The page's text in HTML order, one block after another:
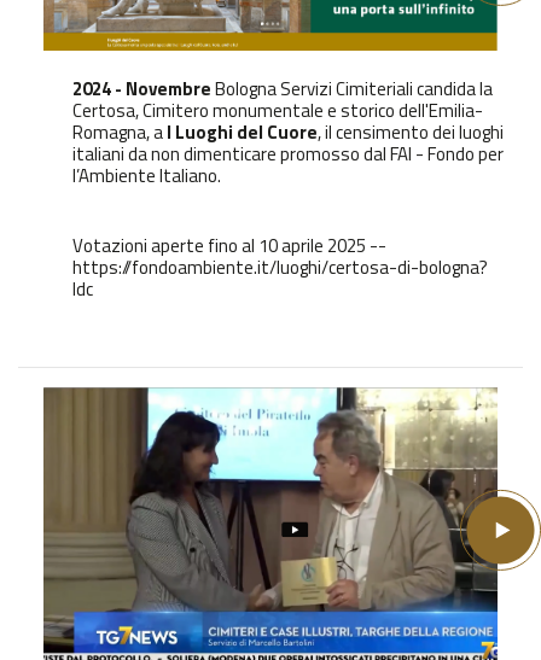
2024 - NovembreBologna Servizi Cimiteriali candida la
Certosa, Cimitero monumentale e storico dell'Emilia-
Romagna, aI Luoghi del Cuore, il censimento dei luoghi
italiani da non dimenticare promosso dal FAI - Fondo per
l’Ambiente Italiano.
Votazioni aperte fino al 10 aprile 2025 --
https://fondoambiente.it/luoghi/certosa-di-bologna?
ldc